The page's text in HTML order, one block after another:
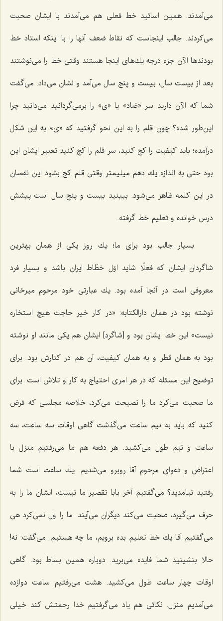
می‌آمدند. همین اساتید خط فعلی هم می‌آمدند با ایشان صحبت
می‌كردند. جالب اینجاست كه نقاط ضعف آنها را با اینكه استاد خط
بودندها الآن جزء درجه یك‌های اینجا هستند وقتی خط را می‌نوشتند
بعد از بیست سال، بیست و پنج سال می‌آمد و نشان می‌داد. می‌گفت
شما كه الآن دارید سر «ضاد» یا «ی» را برمی‌گردانید می‌دانید چرا
این‌طور شده؟ چون قلم را به این نحو گرفتید كه «ی» به این شكل
درآمده؛ باید كیفیت را كج كنید، سر قلم را كج كنید تعبیر ایشان این
بود حتی به اندازه یك دهم میلیمتر وقتی قلم كج بشود این نقصان
در این كلمه ظاهر می‌شود. ببینید بیست و پنج سال است پیشش
درس خوانده و تعلیم خط گرفته.
بسیار جالب بود برای ما؛ یك روز یكی از همان بهترین
شاگردان ایشان كه فعلًا شاید اوّل خطّاط ایران باشد و بسیار فرد
معروفی است در آنجا آمده بود. یك عبارتی خود مرحوم میرخانی
نوشته بود در همان دارالكتابه: «در كار خیر حاجت هیچ استخاره
نیست» این خط ایشان بود و [شاگرد] ایشان هم یكی مانند او نوشته
بود به همان قطر و به همان كیفیت، آن هم در كنارش بود. برای
توضیح این مسئله كه در هر امری احتیاج به كار و تلاش است. برای
ما صحبت می‌كرد ما را نصیحت می‌كرد، خلاصه مجلسی كه فرض
كنید كه باید به نیم ساعت می‌گذشت گاهی اوقات سه ساعت، سه
ساعت و نیم طول می‌كشید. هر دفعه هم ما می‌رفتیم منزل با
اعتراض و دعوای مرحوم آقا روبرو می‌شدیم. یك ساعت است شما
رفتید نیامدید؟ می‌گفتیم آخر بابا تقصیر ما نیست، ایشان ما را به
حرف می‌گیرد، صحبت می‌كند دیگران می‌آیند. ما را ول نمی‌كرد هی
می‌گفتیم آقا یك خط تعلیم بده برویم، ما چه هستیم. می‌گفت: نه!
حالا بنشینید شما فایده می‌برید. دوباره همین بساط بود. گاهی
اوقات چهار ساعت طول می‌كشید. هشت می‌رفتیم ساعت دوازده
می‌آمدیم منزل. نكاتی هم یاد می‌گرفتیم خدا رحمتش كند خیلی